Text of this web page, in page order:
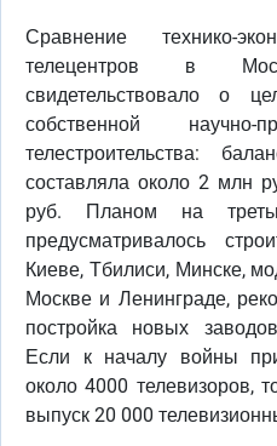
Сравнение технико-
телецентров в
свидетельствовало о
собственной научно-
телестроительства:
составляла около 2 млн
руб. Планом на
предусматривалось
Киеве, Тбилиси, Минске,
Москве и Ленинграде,
постройка новых
Если к началу войны
около 4000 телевизоров,
выпуск 20 000